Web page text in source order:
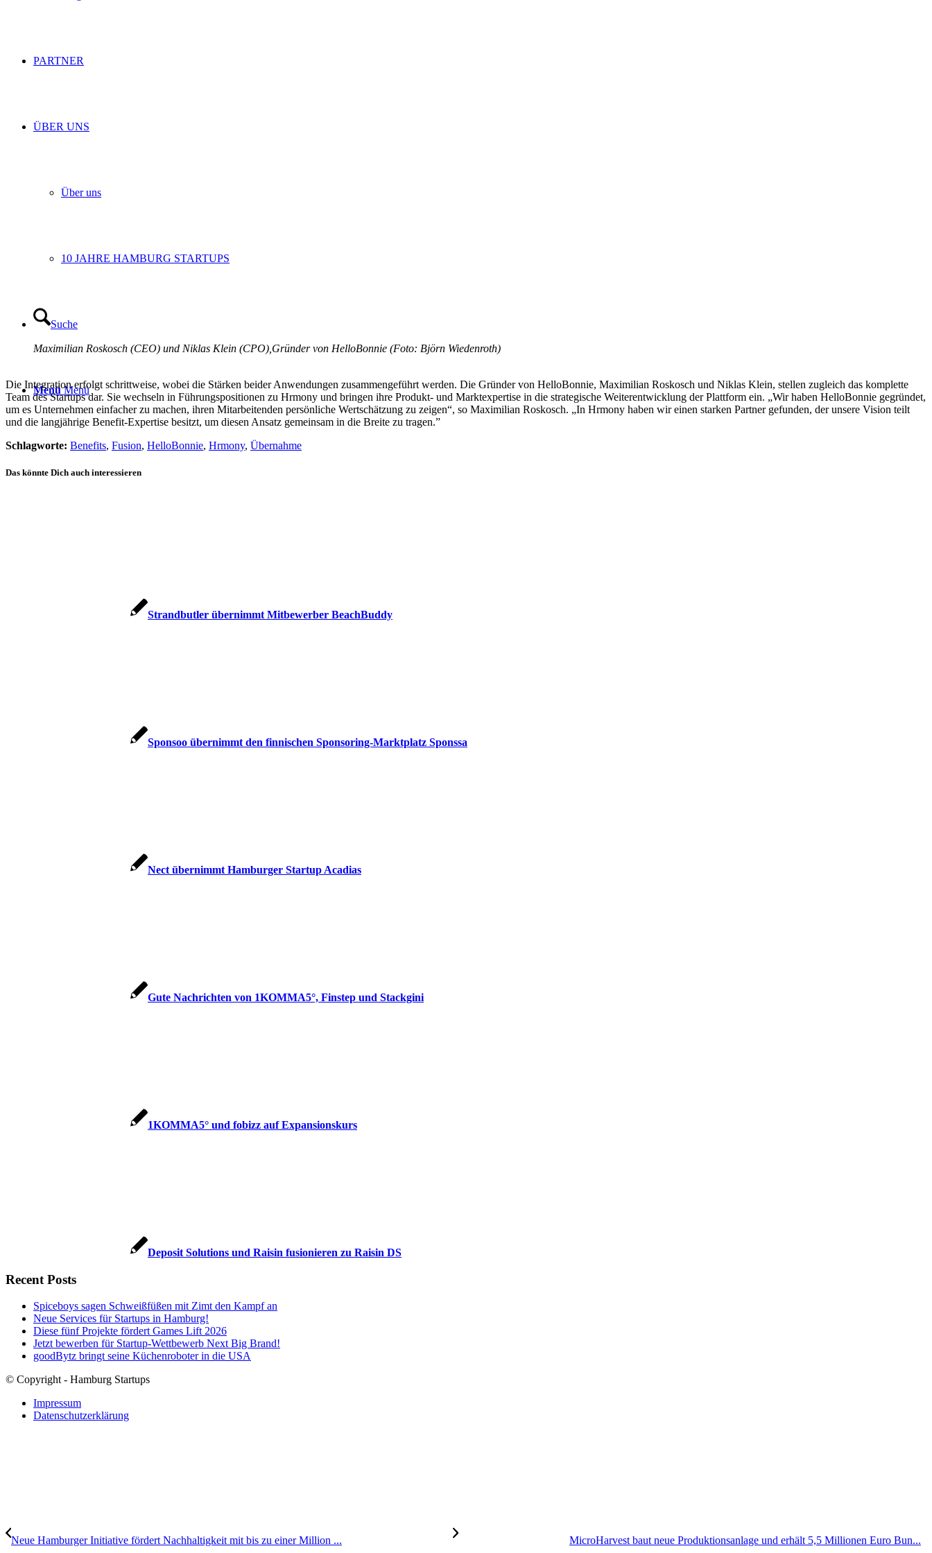
PARTNER
ÜBER UNS
Über uns
10 JAHRE HAMBURG STARTUPS
Suche
Menü Menü
Maximilian Roskosch (CEO) und Niklas Klein (CPO),Gründer von HelloBonnie (Foto: Björn Wiedenroth)
Die Integration erfolgt schrittweise, wobei die Stärken beider Anwendungen zusammengeführt werden. Die Gründer von HelloBonnie, Maximilian Roskosch und Niklas Klein, stellen zugleich das komplette
Team des Startups dar. Sie wechseln in Führungspositionen zu Hrmony und bringen ihre Produkt- und Marktexpertise in die strategische Weiterentwicklung der Plattform ein. „Wir haben HelloBonnie gegründet,
um es Unternehmen einfacher zu machen, ihren Mitarbeitenden persönliche Wertschätzung zu zeigen“, so Maximilian Roskosch. „In Hrmony haben wir einen starken Partner gefunden, der unsere Vision teilt
und die langjährige Benefit-Expertise besitzt, um diesen Ansatz gemeinsam in die Breite zu tragen.”
Schlagworte: Benefits, Fusion, HelloBonnie, Hrmony, Übernahme
Das könnte Dich auch interessieren
Strandbutler übernimmt Mitbewerber BeachBuddy
Sponsoo übernimmt den finnischen Sponsoring-Marktplatz Sponssa
Nect übernimmt Hamburger Startup Acadias
Gute Nachrichten von 1KOMMA5°, Finstep und Stackgini
1KOMMA5° und fobizz auf Expansionskurs
Deposit Solutions und Raisin fusionieren zu Raisin DS
Recent Posts
Spiceboys sagen Schweißfüßen mit Zimt den Kampf an
Neue Services für Startups in Hamburg!
Diese fünf Projekte fördert Games Lift 2026
Jetzt bewerben für Startup-Wettbewerb Next Big Brand!
goodBytz bringt seine Küchenroboter in die USA
© Copyright - Hamburg Startups
Impressum
Datenschutzerklärung
Neue Hamburger Initiative fördert Nachhaltigkeit mit bis zu einer Million ... MicroHarvest baut neue Produktionsanlage und erhält 5,5 Millionen Euro Bun...